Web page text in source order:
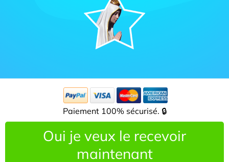
Paiement 100% sécurisé. 🔒
Oui je veux le recevoir
maintenant